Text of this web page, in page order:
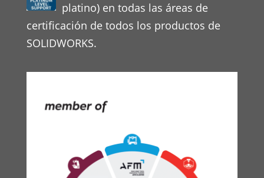
platino) en todas las áreas de
certificación de todos los productos de
SOLIDWORKS.